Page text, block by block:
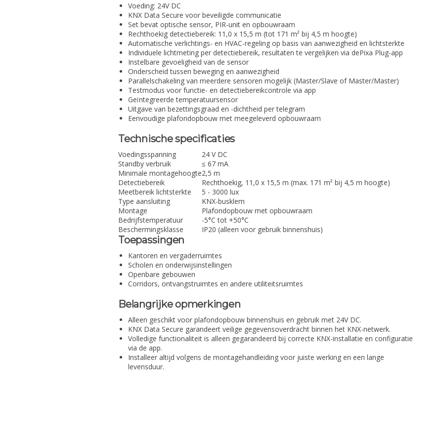
Voeding: 24V DC
KNX Data Secure voor beveiligde communicatie
Set bevat optische sensor, PIR-unit en opbouwraam
Rechthoekig detectiebereik: 11,0 x 15,5 m (tot 171 m² bij 4,5 m hoogte)
Automatische verlichtings- en HVAC-regeling op basis van aanwezigheid en lichtsterkte
Individuele lichtmeting per detectiebereik, resultaten te vergelijken via dePixa Plug-app
Instelbare gevoeligheid van de sensor
Onderscheid tussen beweging en aanwezigheid
Parallelschakeling van meerdere sensoren mogelijk (Master/Slave of Master/Master)
Testmodus voor functie- en detectiebereikcontrole via app
Geïntegreerde temperatuursensor
Uitgave van bezettingsgraad en -dichtheid per telegram
Eenvoudige plafondopbouw met meegeleverd opbouwraam
Technische specificaties
Voedingsspanning
24 V DC
Standby verbruik
≤ 67 mA
Minimale montagehoogte2,5 m
Detectiebereik
Rechthoekig, 11,0 x 15,5 m (max. 171 m² bij 4,5 m hoogte)
Meetbereik lichtsterkte
5 - 3000 lux
Type aansluiting
KNX-busklem
Montage
Plafondopbouw met opbouwraam
Bedrijfstemperatuur
-5°C tot +50°C
Beschermingsklasse
IP20 (alleen voor gebruik binnenshuis)
Toepassingen
Kantoren en vergaderruimtes
Scholen en onderwijsinstellingen
Openbare gebouwen
Corridors, ontvangstruimtes en andere utiliteitsruimtes
Belangrijke opmerkingen
Alleen geschikt voor plafondopbouw binnenshuis en gebruik met 24V DC.
KNX Data Secure garandeert veilige gegevensoverdracht binnen het KNX-netwerk.
Volledige functionaliteit is alleen gegarandeerd bij correcte KNX-installatie en configuratie
via de app.
Installeer altijd volgens de montagehandleiding voor juiste werking en een lange
levensduur.